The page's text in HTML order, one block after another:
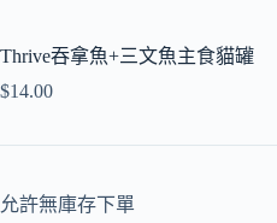
Thrive吞拿魚+三文魚主食貓罐
$14.00
允許無庫存下單